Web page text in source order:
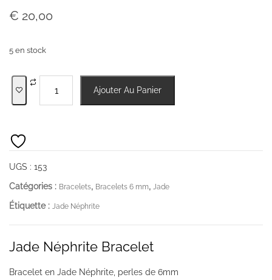
€ 20,00
5 en stock
Ajouter Au Panier
UGS : 153
Catégories : Bracelets, Bracelets 6 mm, Jade
Étiquette : Jade Néphrite
Jade Néphrite Bracelet
Bracelet en Jade Néphrite, perles de 6mm